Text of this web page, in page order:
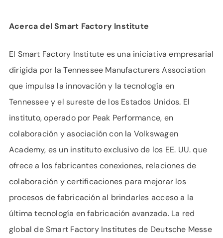
Acerca del Smart Factory Institute
El Smart Factory Institute es una iniciativa empresarial
dirigida por la Tennessee Manufacturers Association
que impulsa la innovación y la tecnología en
Tennessee y el sureste de los Estados Unidos. El
instituto, operado por Peak Performance, en
colaboración y asociación con la Volkswagen
Academy, es un instituto exclusivo de los EE. UU. que
ofrece a los fabricantes conexiones, relaciones de
colaboración y certificaciones para mejorar los
procesos de fabricación al brindarles acceso a la
última tecnología en fabricación avanzada. La red
global de Smart Factory Institutes de Deutsche Messe